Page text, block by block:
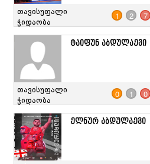
თავისუფალი
ჭიდაობა
1 2 7
ტაიფუნ აბდულაევი
თავისუფალი
ჭიდაობა
0 1 0
ელნურ აბდულაევი